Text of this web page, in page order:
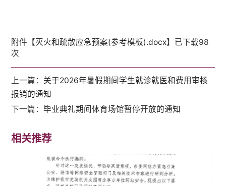
附件【灭火和疏散应急预案(参考模板).docx】已下载98
次
上一篇： 关于2026年暑假期间学生就诊就医和费用审核
报销的通知
下一篇：毕业典礼期间体育场馆暂停开放的通知
相关推荐